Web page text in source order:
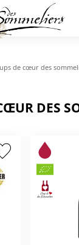
de cœur des
DES